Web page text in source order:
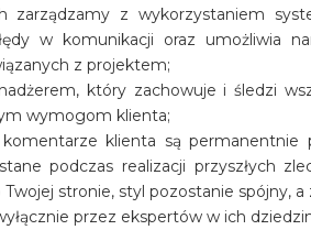
zarządzamy z wykorzystaniem
w komunikacji oraz umożliwia
z projektem;
który zachowuje i śledzi
wymogom klienta;
klienta są permanentnie
podczas realizacji przyszłych
stronie, styl pozostanie spójny, a
przez ekspertów w ich